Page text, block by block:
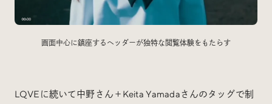
画面中心に鎮座するヘッダーが独特な閲覧体験をもたらす
LQVEに続いて中野さん＋Keita Yamadaさんのタッグで制